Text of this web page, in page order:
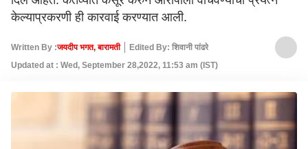
केल्याप्रकरणी ही कारवाई करण्यात आली.
Written By :जयदीप भगत, बारामती
Edited By: शिवानी पांढरे
Updated at : Wed, September 28,2022, 11:53 am (IST)